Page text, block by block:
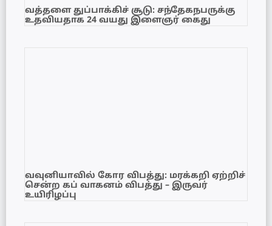
வத்தளை துப்பாக்கிச் சூடு: சந்தேகநபருக்கு
உதவியதாக 24 வயது இளைஞர் கைது
வவுனியாவில் கோர விபத்து: மரக்கறி ஏற்றிச்
சென்ற கப் வாகனம் விபத்து – இருவர்
உயிரிழப்பு